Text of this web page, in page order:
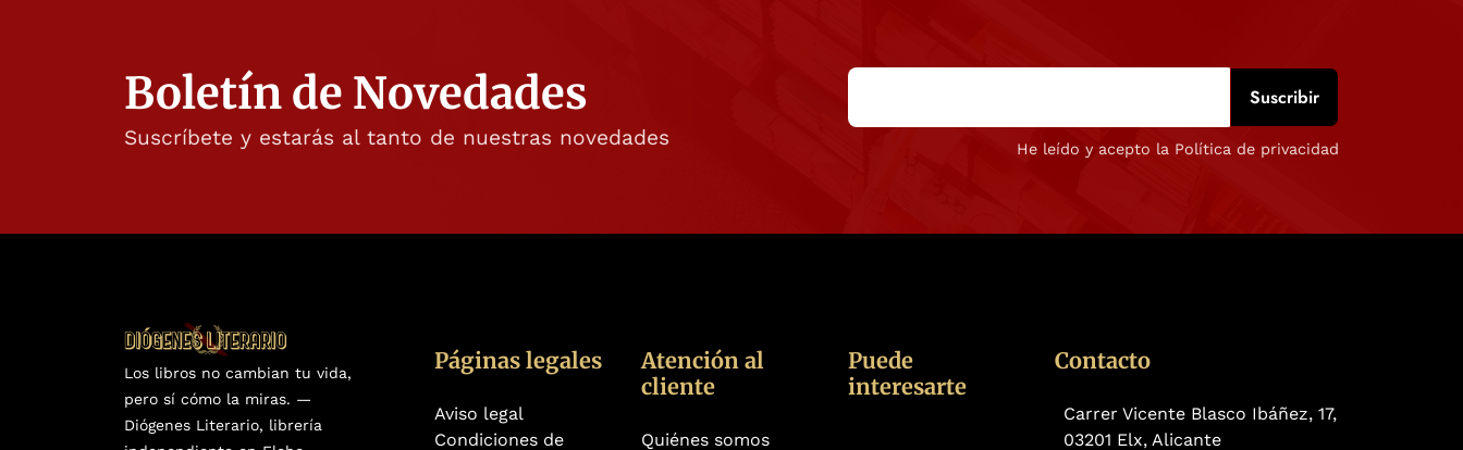
Boletín de Novedades
Suscríbete y estarás al tanto de nuestras novedades He leído y acepto la Política de privacidad
Los libros no cambian tu vida,
pero sí cómo la miras. —
Diógenes Literario, librería
Páginas legales
Aviso legal
Condiciones de
Atención al
cliente
Quiénes somos
Puede
interesarte
Contacto
Carrer Vicente Blasco Ibáñez, 17,
03201 Elx, Alicante